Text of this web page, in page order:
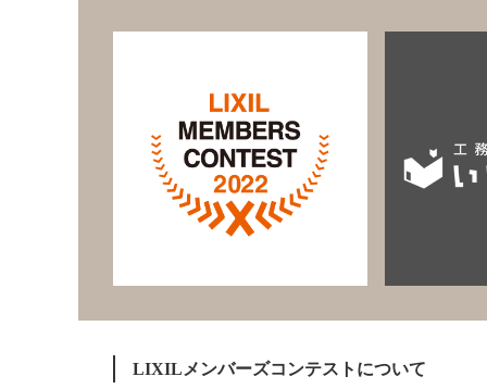
LIXILメンバーズコンテストについて